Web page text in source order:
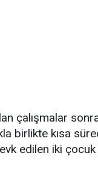
çalışmalar
birlikte kısa
edilen iki